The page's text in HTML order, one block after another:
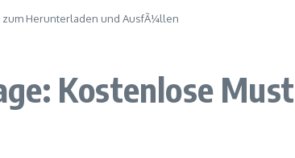
Herunterladen und AusfÃ¼llen
Kostenlose